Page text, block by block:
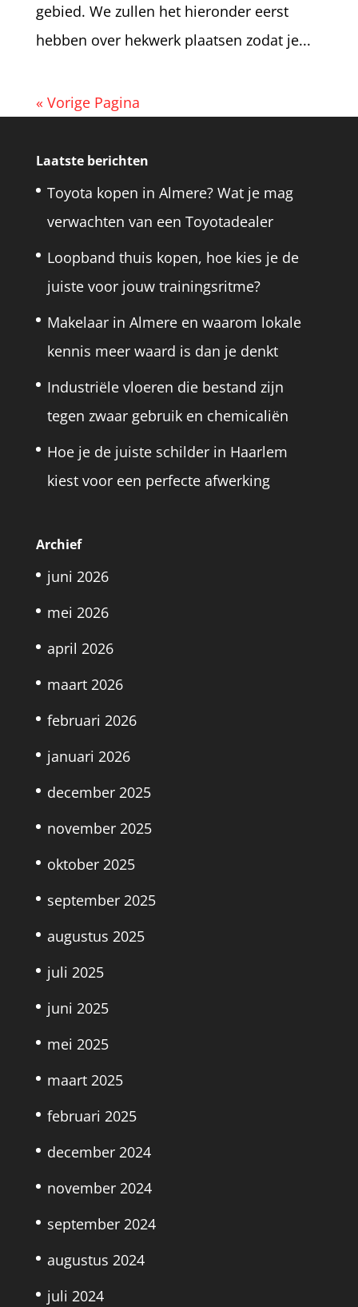
gebied. We zullen het hieronder eerst
hebben over hekwerk plaatsen zodat je...
« Vorige Pagina
Laatste berichten
Toyota kopen in Almere? Wat je mag
verwachten van een Toyotadealer
Loopband thuis kopen, hoe kies je de
juiste voor jouw trainingsritme?
Makelaar in Almere en waarom lokale
kennis meer waard is dan je denkt
Industriële vloeren die bestand zijn
tegen zwaar gebruik en chemicaliën
Hoe je de juiste schilder in Haarlem
kiest voor een perfecte afwerking
Archief
juni 2026
mei 2026
april 2026
maart 2026
februari 2026
januari 2026
december 2025
november 2025
oktober 2025
september 2025
augustus 2025
juli 2025
juni 2025
mei 2025
maart 2025
februari 2025
december 2024
november 2024
september 2024
augustus 2024
juli 2024